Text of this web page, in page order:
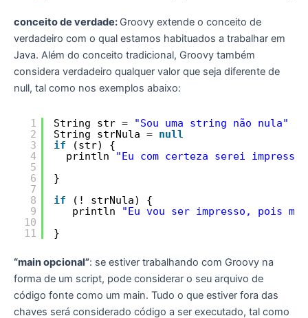
conceito de verdade: Groovy extende o conceito de
verdadeiro com o qual estamos habituados a trabalhar em
Java. Além do conceito tradicional, Groovy também
considera verdadeiro qualquer valor que seja diferente de
null, tal como nos exemplos abaixo:
1
2
3
4
5
6
7
8
9
10
11
String str =
"Sou uma string não nula"
String strNula = null
if
(str) {
println
"Eu com certeza serei impresso"
}
if
(! strNula) {
println
"Eu vou ser impresso, pois
}
“main opcional”: se estiver trabalhando com Groovy na
forma de um script, pode considerar o seu arquivo de
código fonte como um main. Tudo o que estiver fora das
chaves será considerado código a ser executado, tal como